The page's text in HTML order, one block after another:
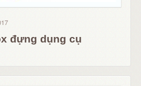
đựng dụng cụ